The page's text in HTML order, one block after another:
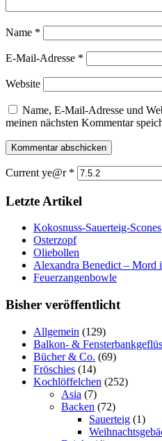
Name *
E-Mail-Adresse *
Website
Name, E-Mail-Adresse und
meinen nächsten Kommentar
Current ye@r *
Letzte Artikel
Kokosnuss-Sauerteig-Scones
Osterzopf
Oliebollen
Alexandra Benedict – Mord
Feuerzangenbowle
Bisher veröffentlicht
Allgemein (129)
Balkon- &
Bücher & Co. (69)
Fröschies (14)
Kochlöffelchen (252)
Asia (7)
Backen (72)
Sauerteig (1)